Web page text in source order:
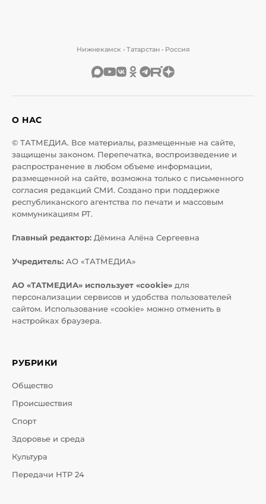
Нижнекамск • Татарстан • Россия
О НАС
© ТАТМЕДИА. Все материалы, размещенные на сайте,
защищены законом. Перепечатка, воспроизведение и
распространение в любом объеме информации,
размещенной на сайте, возможна только с письменного
согласия редакций СМИ. Создано при поддержке
республиканского агентства по печати и массовым
коммуникациям РТ.
Главный редактор: Дёмина Алёна Сергеевна
Учредитель: АО «ТАТМЕДИА»
АО «ТАТМЕДИА» использует «cookie» для
персонализации сервисов и удобства пользователей
сайтом. Использование «cookie» можно отменить в
настройках браузера.
РУБРИКИ
Общество
Происшествия
Спорт
Здоровье и среда
Культура
Передачи НТР 24